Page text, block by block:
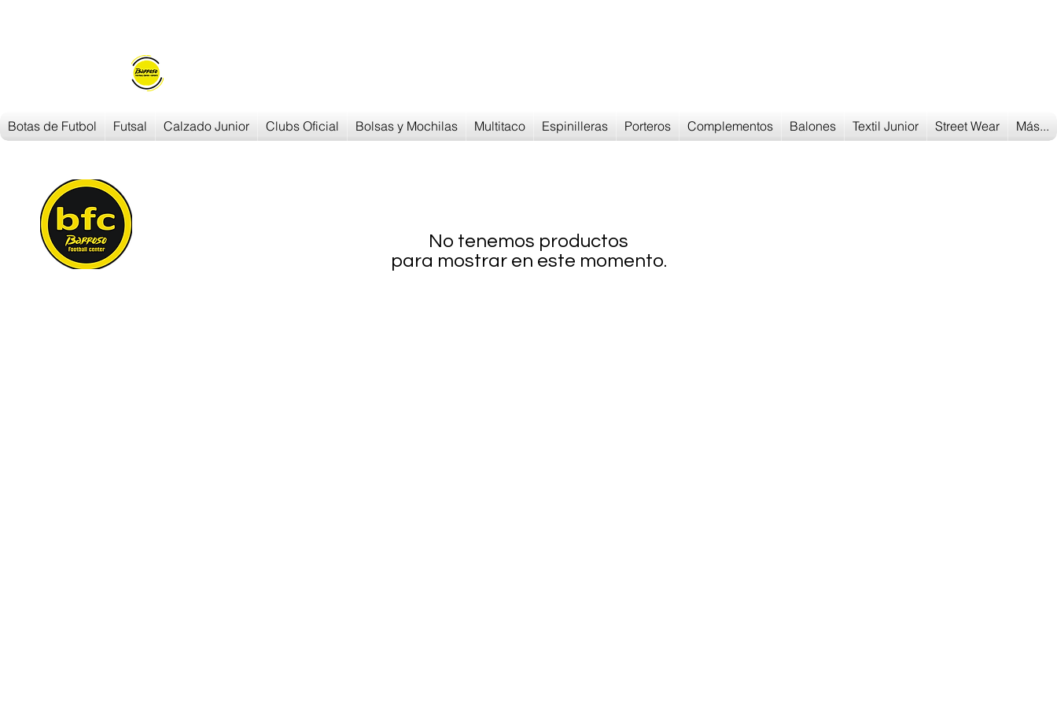
No tenemos productos
para mostrar en este momento.
Botas de Futbol Futsal Calzado Junior Clubs Oficial Bolsas y Mochilas Multitaco Espinilleras Porteros Complementos Balones Textil Junior Street Wear Más...